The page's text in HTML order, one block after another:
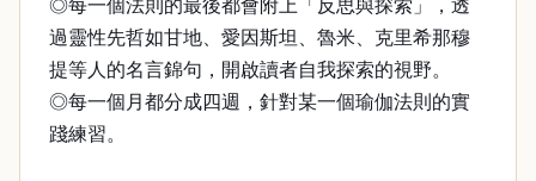
◎每一個法則的最後都會附上「反思與探索」，透
過靈性先哲如甘地、愛因斯坦、魯米、克里希那穆
提等人的名言錦句，開啟讀者自我探索的視野。
◎每一個月都分成四週，針對某一個瑜伽法則的實
踐練習。